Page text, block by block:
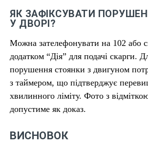
ЯК ЗАФІКСУВАТИ
У ДВОРІ?
Можна зателефонувати на 102 або
додатком “Дія” для подачі скарги.
порушення стоянки з двигуном
з таймером, що підтверджує
хвилинного ліміту. Фото з
допустиме як доказ.
ВИСНОВОК